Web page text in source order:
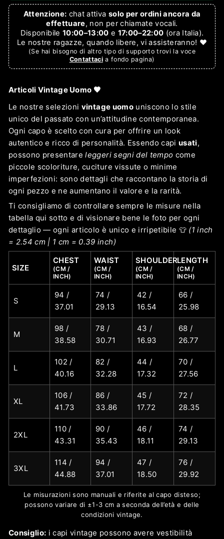
Attenzione: chat attiva solo per ordini ancora da
effettuare, non per chiamate vocali.
Disponibile 10:00–13:00 e 17:00–22:00 (ora Italia).
Le nostre ragazze, quando libere, vi assisteranno! ❤️
(Se hai bisogno di altro tipo di supporto trovi la voce
Contattacia fondo pagina)
Articoli Vintage Uomo 🖤
Le nostre selezioni vintage uomouniscono lo stile
unico del passato con un’attitudine contemporanea.
Ogni capo è scelto con cura per offrire un look
autentico e ricco di personalità. Essendo capi usati,
possono presentareleggeri segni del tempo come
piccole scoloriture, cuciture vissute o minime
imperfezioni: sono dettagli che raccontano la storia di
ogni pezzo e ne aumentano il valore e la rarità.
Ti consigliamo di controllare sempre le misure nella
tabella qui sotto e di visionare bene le foto per ogni
dettaglio — ogni articolo è unico e irripetibile 👕 (1 inch
= 2.54 cm | 1 cm = 0.39 inch)
SIZE
CHEST
(CM /
INCH)
WAIST
(CM /
INCH)
SHOULDER
(CM /
INCH)
LENGTH
(CM /
INCH)
S
94 /
37.01
74 /
29.13
42 /
16.54
66 /
25.98
M
98 /
38.58
78 /
30.71
43 /
16.93
68 /
26.77
L
102 /
40.16
82 /
32.28
44 /
17.32
70 /
27.56
XL
106 /
41.73
86 /
33.86
45 /
17.72
72 /
28.35
2XL
110 /
43.31
90 /
35.43
46 /
18.11
74 /
29.13
3XL
114 /
44.88
94 /
37.01
47 /
18.50
76 /
29.92
Le misurazioni sono manuali e riferite al capo disteso;
possono variare di ±1-3 cm a seconda dell’età e delle
condizioni vintage.
Consiglio: i capi vintage possono avere vestibilità